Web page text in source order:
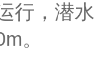
，潜水
。